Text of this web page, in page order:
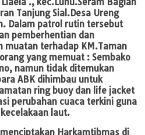
Tanjung Sial.Desa Ureng
Dalam patrol rutin tersebut
pemberhentian dan
muatan terhadap KM.Taman
yang memuat : Sembako
namun tidak ditemukan
ABK dihimbau untuk
ring buoy dan life jacket
perubahan cuaca terkini guna
laut.
Harkamtibmas di